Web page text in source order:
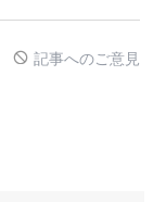
記事へのご意見